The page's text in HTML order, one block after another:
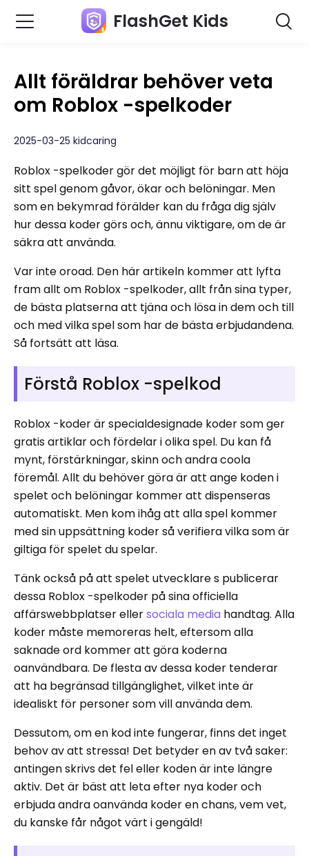
FlashGet Kids
Allt föräldrar behöver veta
om Roblox -spelkoder
2025-03-25 kidcaring
Roblox -spelkoder gör det möjligt för barn att höja
sitt spel genom gåvor, ökar och belöningar. Men
som en bekymrad förälder kan du fråga dig själv
hur dessa koder görs och, ännu viktigare, om de är
säkra att använda.
Var inte oroad. Den här artikeln kommer att lyfta
fram allt om Roblox -spelkoder, allt från sina typer,
de bästa platserna att tjäna och lösa in dem och till
och med vilka spel som har de bästa erbjudandena.
Så fortsätt att läsa.
Förstå Roblox -spelkod
Roblox -koder är specialdesignade koder som ger
gratis artiklar och fördelar i olika spel. Du kan få
mynt, förstärkningar, skinn och andra coola
föremål. Allt du behöver göra är att ange koden i
spelet och belöningar kommer att dispenseras
automatiskt. Men kom ihåg att alla spel kommer
med sin uppsättning koder så verifiera vilka som är
giltiga för spelet du spelar.
Tänk också på att spelet utvecklare s publicerar
dessa Roblox -spelkoder på sina officiella
affärswebbplatser ellersociala media handtag. Alla
koder måste memoreras helt, eftersom alla
saknade ord kommer att göra koderna
oanvändbara. De flesta av dessa koder tenderar
att ha begränsad tillgänglighet, vilket inte är
idealiskt för personer som vill använda dem.
Dessutom, om en kod inte fungerar, finns det inget
behov av att stressa! Det betyder en av två saker:
antingen skrivs det fel eller koden är inte längre
aktiv. Det är bäst att leta efter nya koder och
erbjuda andra oanvända koder en chans, vem vet,
du kanske får något värt i gengäld!